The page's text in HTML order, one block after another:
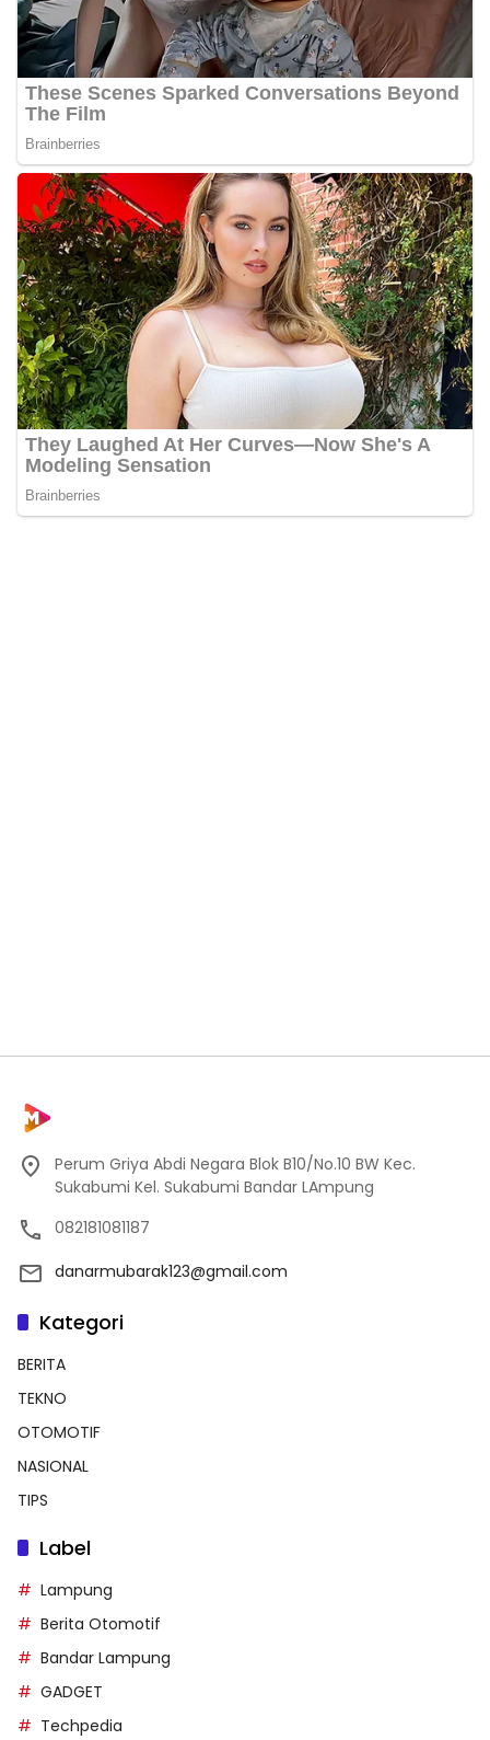
Perum Griya Abdi Negara Blok B10/No.10 BW Kec.
Sukabumi Kel. Sukabumi Bandar LAmpung
082181081187
danarmubarak123@gmail.com
Kategori
BERITA
TEKNO
OTOMOTIF
NASIONAL
TIPS
Label
Lampung
Berita Otomotif
Bandar Lampung
GADGET
Techpedia